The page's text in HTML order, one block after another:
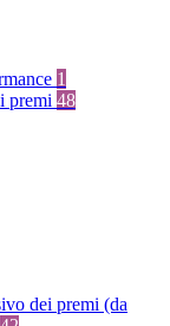
1
premi 48
dei premi (da